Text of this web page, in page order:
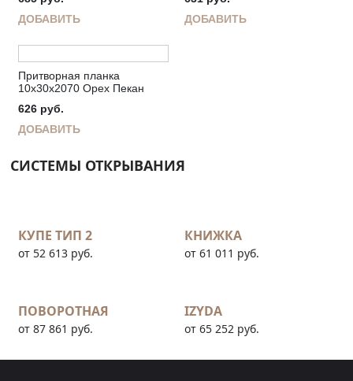
ДОБАВИТЬ
ДОБАВИТЬ
Притворная планка
10х30х2070 Орех Пекан
626 руб.
ДОБАВИТЬ
СИСТЕМЫ ОТКРЫВАНИЯ
КУПЕ ТИП 2
от 52 613 руб.
КНИЖКА
от 61 011 руб.
ПОВОРОТНАЯ
от 87 861 руб.
IZYDA
от 65 252 руб.